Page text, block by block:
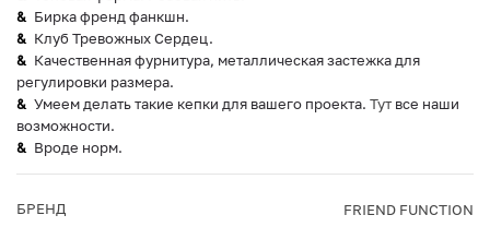
Бирка френд фанкшн.
Клуб Тревожных Сердец.
Качественная фурнитура, металлическая застежка для
регулировки размера.
Умеем делать такие кепки для вашего проекта. Тут все наши
возможности.
Вроде норм.
БРЕНД FRIEND FUNCTION